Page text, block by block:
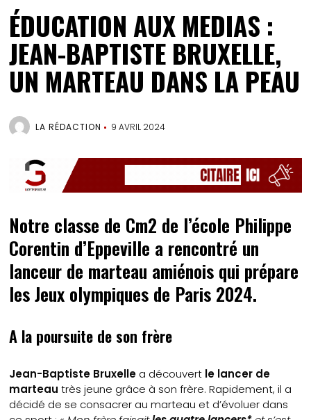
ÉDUCATION AUX MEDIAS :
JEAN-BAPTISTE BRUXELLE,
UN MARTEAU DANS LA PEAU
LA RÉDACTION 9 AVRIL 2024
Notre classe de Cm2 de l’école Philippe
Corentin d’Eppeville a rencontré un
lanceur de marteau amiénois qui prépare
les Jeux olympiques de Paris 2024.
A la poursuite de son frère
Jean-Baptiste Bruxelle a découvert le lancer de
marteau très jeune grâce à son frère. Rapidement, il a
décidé de se consacrer au marteau et d’évoluer dans